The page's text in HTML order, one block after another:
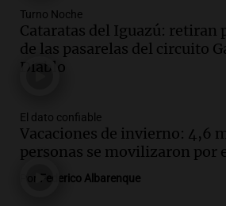
Audio.Joan Gaspart:
Messi hubiera llegado
Una mañana para todos
Audio.El orgullo y el
Jorge Messi en una
Vargas en 2007
Una mañana para todos
Turno Noche
Cataratas del Iguazú: retiran
de las pasarelas del circuito
Diablo
El dato confiable
Vacaciones de invierno: 4,6
personas se movilizaron por
Federico Albarenque